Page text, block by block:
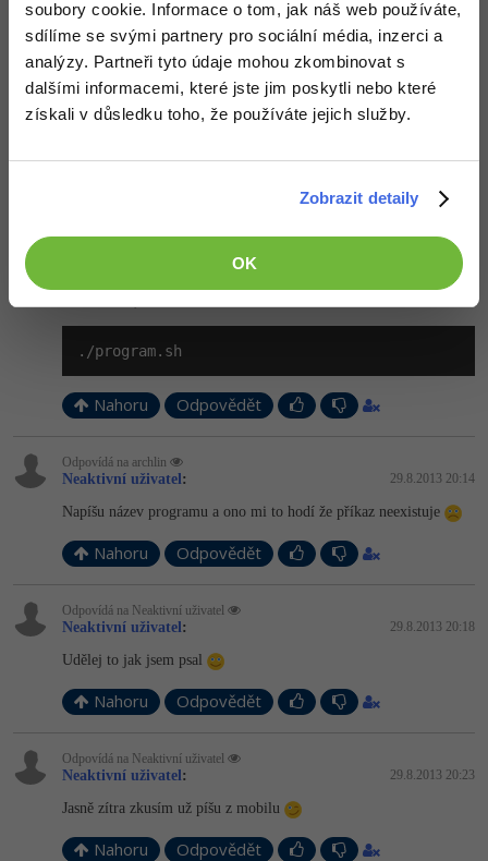
soubory cookie. Informace o tom, jak náš web používáte,
sdílíme se svými partnery pro sociální média, inzerci a
analýzy. Partneři tyto údaje mohou zkombinovat s
dalšími informacemi, které jste jim poskytli nebo které
získali v důsledku toho, že používáte jejich služby.
Zobrazit detaily
OK
proste napíšeš názov programu... napr. gnome-terminal otvorí
nové okno terminálu.
Nahoru Odpovědět
chmod +x program.sh
a pak jej spustíš buď napsáním absolutní cesty anebo pokud jsi v té
./program.sh
Nahoru Odpovědět
Odpovídá na archlin
Neaktivní uživatel: 29.8.2013 20:14
Napíšu název programu a ono mi to hodí že příkaz neexistuje
Nahoru Odpovědět
Odpovídá na Neaktivní uživatel
Neaktivní uživatel: 29.8.2013 20:18
Udělej to jak jsem psal
Nahoru Odpovědět
Odpovídá na Neaktivní uživatel
Neaktivní uživatel: 29.8.2013 20:23
Jasně zítra zkusím už píšu z mobilu
Nahoru Odpovědět